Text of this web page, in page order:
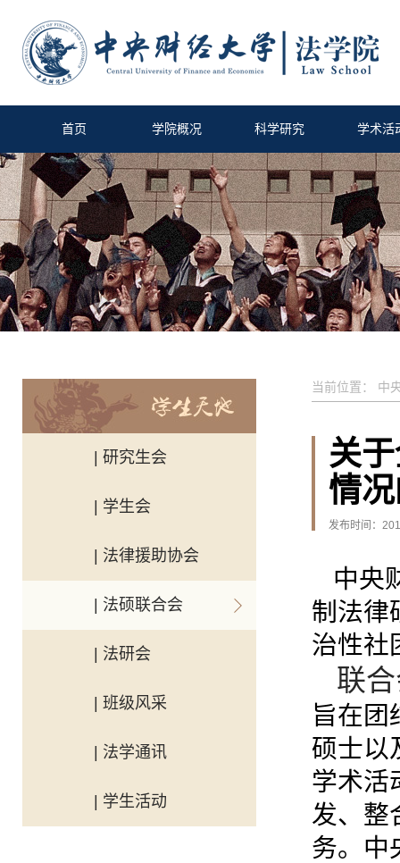
首页 学院概况 科学研究 学术活
| 研究生会
| 学生会
| 法律援助协会
| 法硕联合会
| 法研会
| 班级风采
| 法学通讯
| 学生活动
当前位置： 中
关
情
发布时间：
中央
制法律
治性社
联
旨在团
硕士以
学术活
发、整
务。中